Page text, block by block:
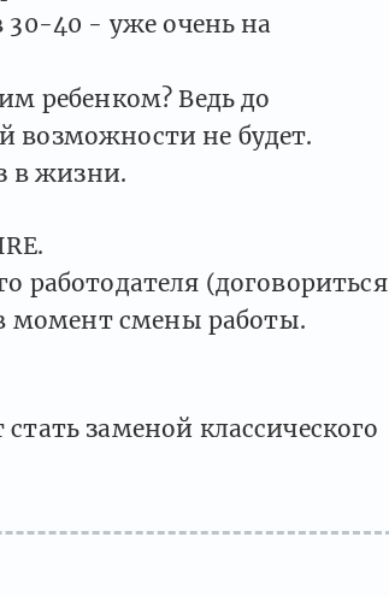
30-40 - уже очень на
ребенком? Ведь до
возможности не будет.
в жизни.
работодателя (договориться
момент смены работы.
заменой классического